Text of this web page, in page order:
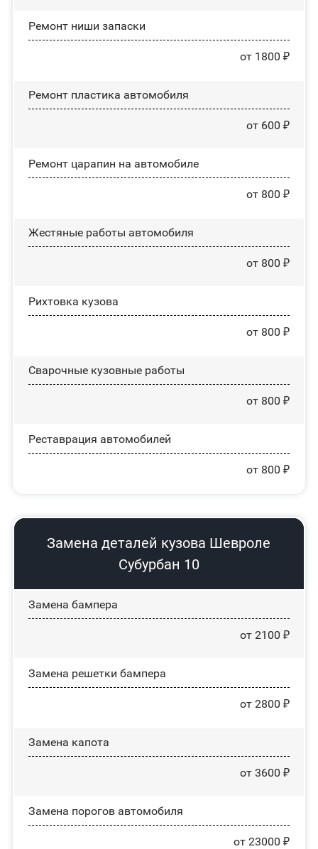
Ремонт ниши запаски
от 1800 ₽
Ремонт пластика автомобиля
от 600 ₽
Ремонт царапин на автомобиле
от 800 ₽
Жестяные работы автомобиля
от 800 ₽
Рихтовка кузова
от 800 ₽
Сварочные кузовные работы
от 800 ₽
Реставрация автомобилей
от 800 ₽
Замена деталей кузова Шевроле
Субурбан 10
Замена бампера
от 2100 ₽
Замена решетки бампера
от 2800 ₽
Замена капота
от 3600 ₽
Замена порогов автомобиля
от 23000 ₽